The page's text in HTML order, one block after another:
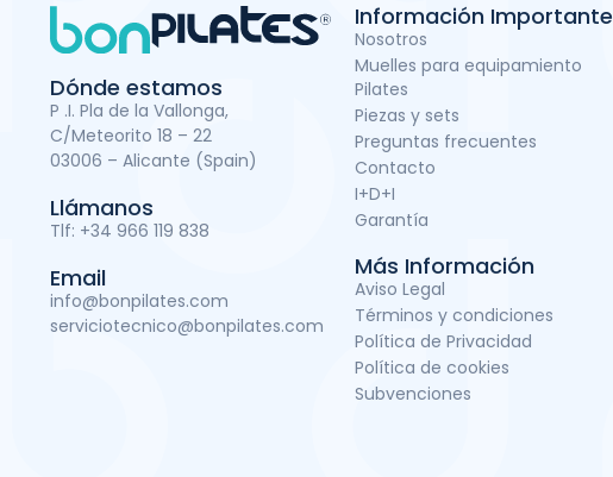
Dónde estamos
P .I. Pla de la Vallonga,
C/Meteorito 18 – 22
03006 – Alicante (Spain)
Llámanos
Tlf: +34 966 119 838
Email
info@bonpilates.com
serviciotecnico@bonpilates.com
Información Importante
Nosotros
Muelles para equipamiento
Pilates
Piezas y sets
Preguntas frecuentes
Contacto
I+D+I
Garantía
Más Información
Aviso Legal
Términos y condiciones
Política de Privacidad
Política de cookies
Subvenciones